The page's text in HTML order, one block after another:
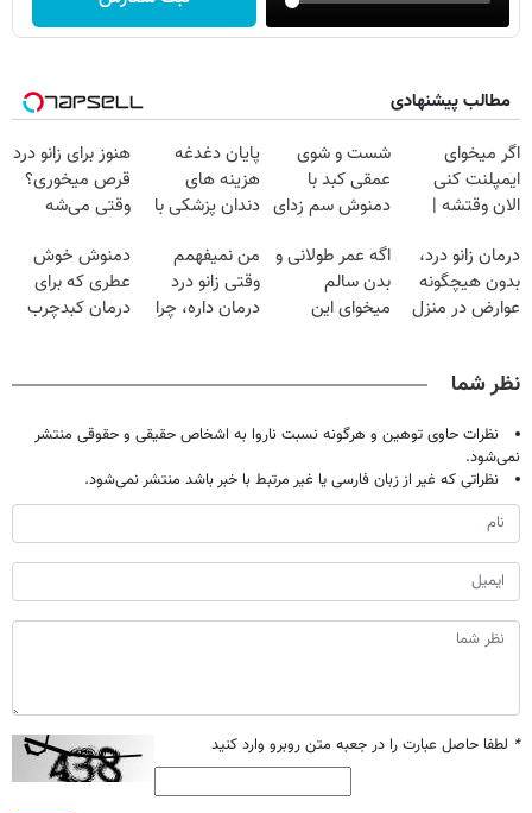
مطالب پیشنهادی
اگر میخوای
ایمپلنت کنی
الان وقتشه |
میلیون تومان!!!
شست و شوی
عمقی کبد با
دمنوش سم زدای
پایان دغدغه
هزینه های
دندان پزشکی با
خانگی
هنوز برای زانو درد
قرص میخوری؟
وقتی می‌شه
درمانش کرد؟؟؟؟
درمان زانو درد،
بدون هیچگونه
عوارض در منزل
اگه عمر طولانی و
بدن سالم
میخوای این
من نمیفهمم
وقتی زانو درد
درمان داره، چرا
دمنوش خوش
عطری که برای
درمان کبدچرب
نظر شما
نظرات حاوی توهین و هرگونه نسبت ناروا به اشخاص حقیقی و حقوقی منتشر
نمی‌شود.
نظراتی که غیر از زبان فارسی یا غیر مرتبط با خبر باشد منتشر نمی‌شود.
* لطفا حاصل عبارت را در جعبه متن روبرو وارد کنید